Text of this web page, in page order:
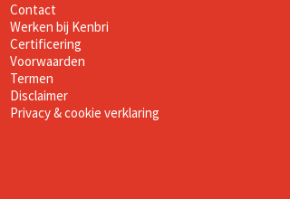
Contact
Werken bij Kenbri
Certificering
Voorwaarden
Termen
Disclaimer
Privacy & cookie verklaring